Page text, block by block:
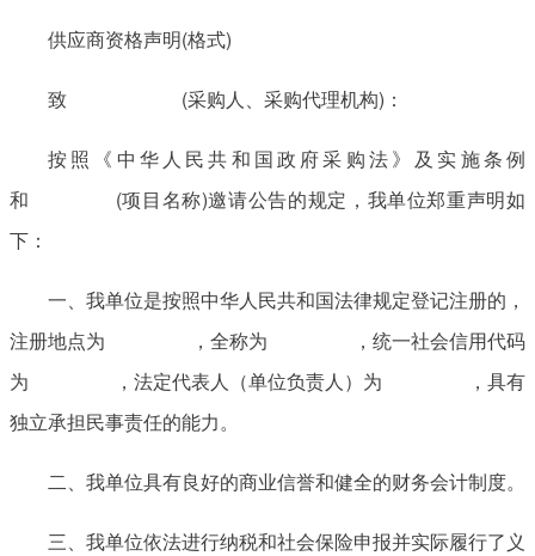
供应商资格声明(格式)
致 (采购人、采购代理机构)：
按照《中华人民共和国政府采购法》及实施条例
和 (项目名称)邀请公告的规定，我单位郑重声明如
下：
一、我单位是按照中华人民共和国法律规定登记注册的，
注册地点为 ，全称为 ，统一社会信用代码
为 ，法定代表人（单位负责人）为 ，具有
独立承担民事责任的能力。
二、我单位具有良好的商业信誉和健全的财务会计制度。
三、我单位依法进行纳税和社会保险申报并实际履行了义